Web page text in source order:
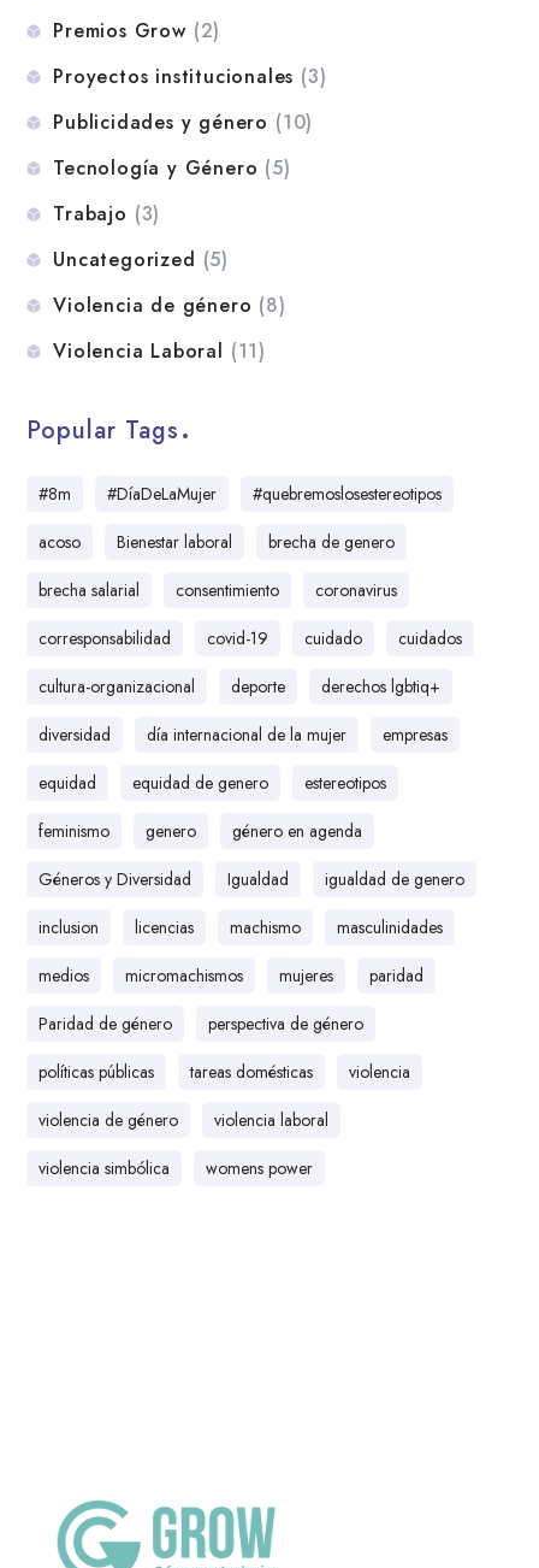
Premios Grow (2)
Proyectos institucionales (3)
Publicidades y género (10)
Tecnología y Género (5)
Trabajo (3)
Uncategorized (5)
Violencia de género (8)
Violencia Laboral (11)
Popular Tags
#8m #DíaDeLaMujer
#quebremoslosestereotipos
acoso
Bienestar laboral
brecha de genero
brecha salarial
consentimiento
coronavirus
corresponsabilidad
covid-19 cuidado
cuidados
cultura-organizacional
deporte
derechos lgbtiq+
diversidad
día internacional de la mujer
empresas
equidad
equidad de genero
estereotipos
feminismo
genero
género en agenda
Géneros y Diversidad
Igualdad
igualdad de genero
inclusion
licencias machismo
masculinidades
medios
micromachismos mujeres
paridad
Paridad de género
perspectiva de género
políticas públicas
tareas domésticas
violencia
violencia de género
violencia laboral
violencia simbólica
womens power